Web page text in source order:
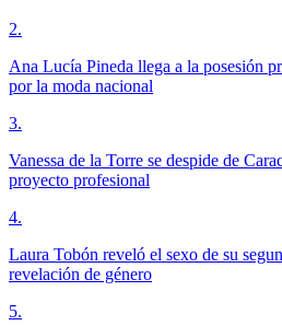
2.
Ana Lucía Pineda llega a la posesión
por la moda nacional
3.
Vanessa de la Torre se despide de
proyecto profesional
4.
Laura Tobón reveló el sexo de su
revelación de género
5.